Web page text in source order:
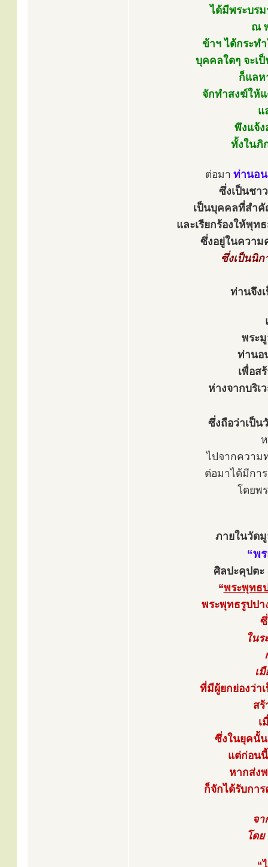
ได้มีพระบร
ณ
ข้าฯ ได้กระท
บุคคลใดๆ จะเ
ก็แลห
จักทำสงฆ์ให้
แ
พึงแจ้
ทั้งในภิ
ต่อมา ท่านอน
ซึ่งเป็นชา
เป็นบุคคลที่สำคั
และเรียกร้องให้พุท
ซึ่งอยู่ในความ
ซึ่งเป็นนิ
ท่านจึง
พระ
ท่านอ
เพื่อส
ห่างจากบริ
ซึ่งถือว่าเป็น
ไปจากความ
ต่อมาได้มีกา
โดยพ
ภายในวัด
“พ
ศิลปะคุปตะ
“พระพุทธ
พระพุทธรูปป
ใน
เ
ที่มีผู้ยกย่องว่า
ส
เ
ซึ่งในยุคนั้
แต่ก่อน
หากส่ง
ก็จักได้รับกา
จ
โด